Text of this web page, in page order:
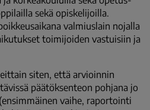
sekä opiskelijoilla.
valmiuslain nojalla
toimijoiden vastuisiin ja
siten, että arvioinnin
päätöksenteon pohjana jo
vaihe, raportointi